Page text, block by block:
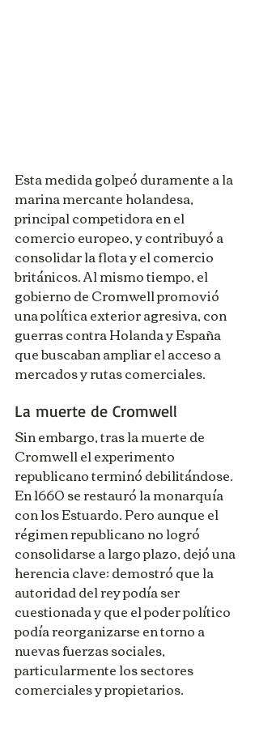
Esta medida golpeó duramente a la
marina mercante holandesa,
principal competidora en el
comercio europeo, y contribuyó a
consolidar la flota y el comercio
británicos. Al mismo tiempo, el
gobierno de Cromwell promovió
una política exterior agresiva, con
guerras contra Holanda y España
que buscaban ampliar el acceso a
mercados y rutas comerciales.
La muerte de Cromwell
Sin embargo, tras la muerte de
Cromwell el experimento
republicano terminó debilitándose.
En 1660 se restauró la monarquía
con los Estuardo. Pero aunque el
régimen republicano no logró
consolidarse a largo plazo, dejó una
herencia clave: demostró que la
autoridad del rey podía ser
cuestionada y que el poder político
podía reorganizarse en torno a
nuevas fuerzas sociales,
particularmente los sectores
comerciales y propietarios.